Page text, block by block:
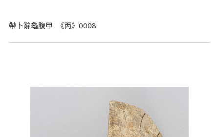
帶卜辭龜腹甲 《丙》0008